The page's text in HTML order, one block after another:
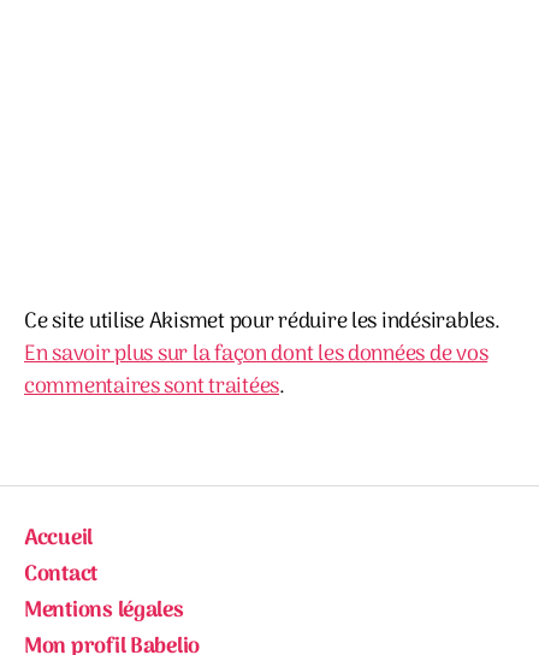
Ce site utilise Akismet pour réduire les indésirables.
En savoir plus sur la façon dont les données de vos
commentaires sont traitées.
Accueil
Contact
Mentions légales
Mon profil Babelio